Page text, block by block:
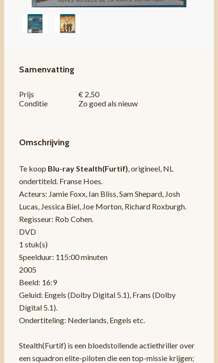
Samenvatting
Prijs
€ 2,50
Conditie
Zo goed als nieuw
Omschrijving
Te koop Blu-ray Stealth(Furtif) , origineel, NL
ondertiteld. Franse Hoes.
Acteurs: Jamie Foxx, Ian Bliss, Sam Shepard, Josh
Lucas, Jessica Biel, Joe Morton, Richard Roxburgh.
Regisseur: Rob Cohen.
DVD
1 stuk(s)
Speelduur: 115:00 minuten
2005
Beeld: 16:9
Geluid: Engels (Dolby Digital 5.1), Frans (Dolby
Digital 5.1).
Ondertiteling: Nederlands, Engels etc.
Stealth(Furtif) is een bloedstollende actiethriller over
een squadron elite-piloten die een top-missie krijgen;